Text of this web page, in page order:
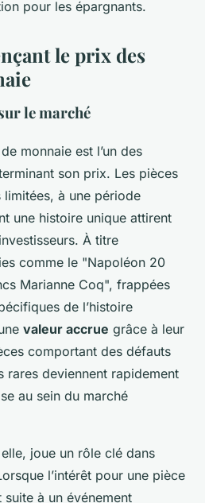
pour les épargnants.
le prix des
le marché
monnaie est l’un des
son prix. Les pièces
à une période
une histoire unique attirent
À titre
comme le "Napoléon 20
Marianne Coq", frappées
de l’histoire
valeur accrue grâce à leur
comportant des défauts
rares deviennent rapidement
au sein du marché
joue un rôle clé dans
l’intérêt pour une pièce
à un événement